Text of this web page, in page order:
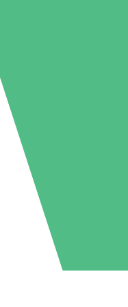
Sans engagement